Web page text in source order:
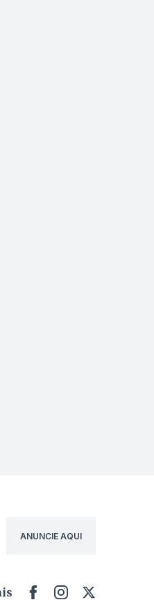
ANUNCIE AQUI